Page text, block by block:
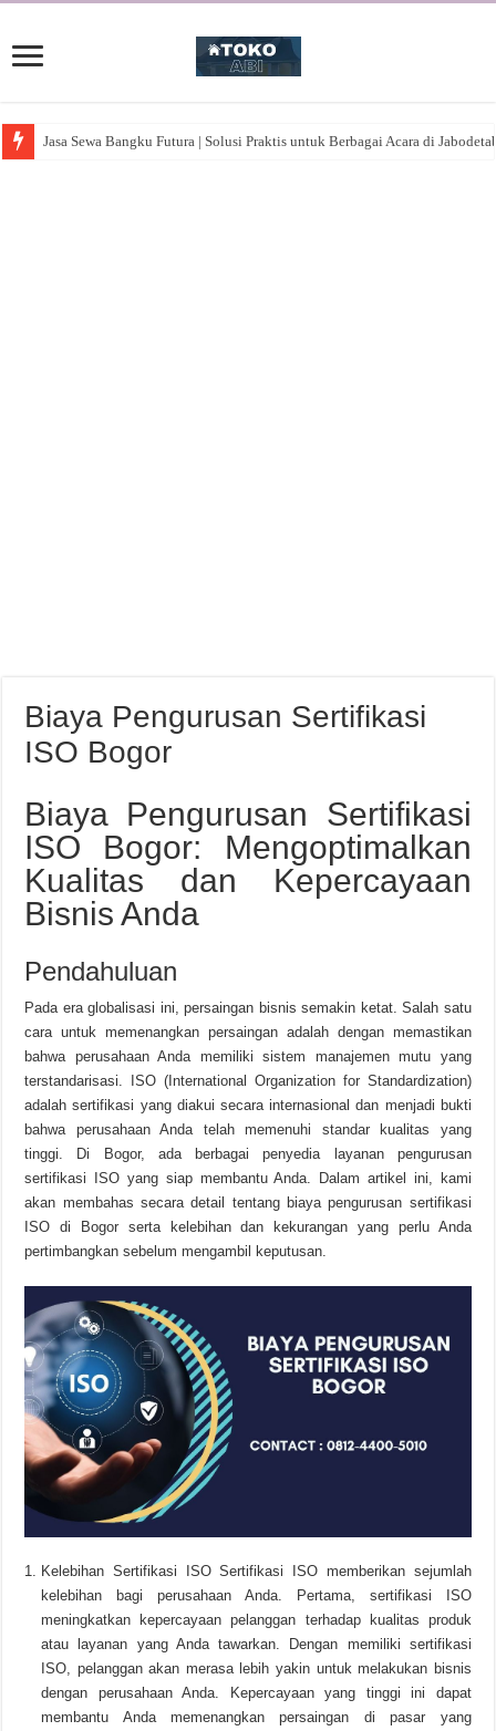
Jasa Sewa Bangku Futura | Solusi Praktis untuk Berbagai Acara di
Biaya Pengurusan Sertifikasi
ISO Bogor
Biaya Pengurusan Sertifikasi
ISO Bogor: Mengoptimalkan
Kualitas dan Kepercayaan
Bisnis Anda
Pendahuluan
Pada era globalisasi ini, persaingan bisnis semakin ketat. Salah satu
cara untuk memenangkan persaingan adalah dengan memastikan
bahwa perusahaan Anda memiliki sistem manajemen mutu yang
terstandarisasi. ISO (International Organization for Standardization)
adalah sertifikasi yang diakui secara internasional dan menjadi bukti
bahwa perusahaan Anda telah memenuhi standar kualitas yang
tinggi. Di Bogor, ada berbagai penyedia layanan pengurusan
sertifikasi ISO yang siap membantu Anda. Dalam artikel ini, kami
akan membahas secara detail tentang biaya pengurusan sertifikasi
ISO di Bogor serta kelebihan dan kekurangan yang perlu Anda
pertimbangkan sebelum mengambil keputusan.
Kelebihan Sertifikasi ISO Sertifikasi ISO memberikan sejumlah
kelebihan bagi perusahaan Anda. Pertama, sertifikasi ISO
meningkatkan kepercayaan pelanggan terhadap kualitas produk
atau layanan yang Anda tawarkan. Dengan memiliki sertifikasi
ISO, pelanggan akan merasa lebih yakin untuk melakukan bisnis
dengan perusahaan Anda. Kepercayaan yang tinggi ini dapat
membantu Anda memenangkan persaingan di pasar yang